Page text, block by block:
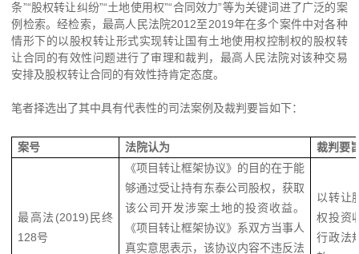
条”“股权转让纠纷”“土地使用权”“合同效力”等为关键词进了广泛的案
例检索。经检索，最高人民法院2012至2019年在多个案件中对各种
情形下的以股权转让形式实现转让国有土地使用权控制权的股权转
让合同的有效性问题进行了审理和裁判，最高人民法院对该种交易
安排及股权转让合同的有效性持肯定态度。
笔者择选出了其中具有代表性的司法案例及裁判要旨如下：
案号 法院认为 裁判要
最高法(2019)民终
128号
《项目转让框架协议》的目的在于能
够通过受让持有东泰公司股权，获取
该公司开发涉案土地的投资收益。
《项目转让框架协议》系双方当事人
真实意思表示，该协议内容不违反法
以转让
权投资
行政法